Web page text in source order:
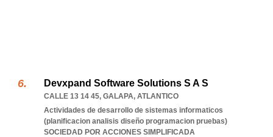
Devxpand Software Solutions S A S
CALLE 13 14 45, GALAPA, ATLANTICO
Actividades de desarrollo de sistemas informaticos
(planificacion analisis diseño programacion pruebas)
SOCIEDAD POR ACCIONES SIMPLIFICADA